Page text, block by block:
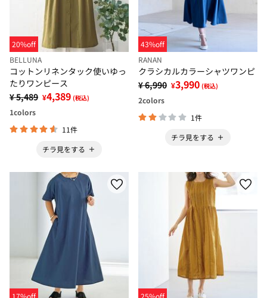
20%off
BELLUNA
コットンリネンタック使いゆっ
たりワンピース
¥ 5,489 ¥4,389 (税込)
1colors
11件
チラ見をする
43%off
RANAN
クラシカルカラーシャツワンピ
¥ 6,990 ¥3,990 (税込)
2colors
1件
チラ見をする
17%off 25%off